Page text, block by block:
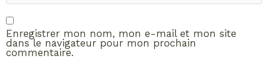
Enregistrer mon nom, mon e-mail et mon site
dans le navigateur pour mon prochain
commentaire.